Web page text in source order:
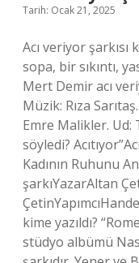
Tarih: Ocak 21, 2025
Acı veriyor
sopa, bir sıkıntı,
Mert Demir acı
Müzik: Rıza
Emre Malikler. Ud:
söyledi?
Kadının Ruhunu
şarkıYazarAltan
kime yazıldı?
stüdyo albümü